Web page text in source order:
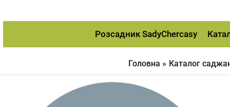
Розсадник SadyChercasy
Головна Каталог